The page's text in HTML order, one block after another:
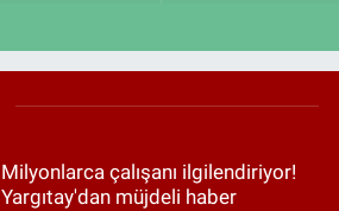
Milyonlarca çalışanı ilgilendiriyor!
Yargıtay'dan müjdeli haber